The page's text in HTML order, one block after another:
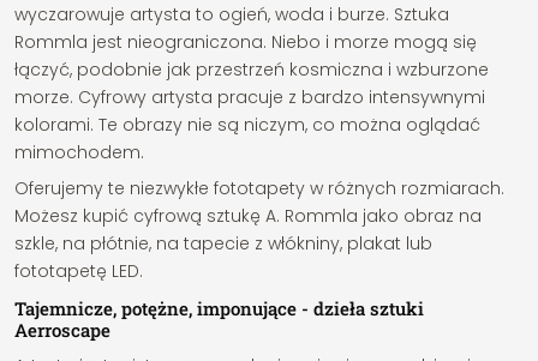
wyczarowuje artysta to ogień, woda i burze. Sztuka
Rommla jest nieograniczona. Niebo i morze mogą się
łączyć, podobnie jak przestrzeń kosmiczna i wzburzone
morze. Cyfrowy artysta pracuje z bardzo intensywnymi
kolorami. Te obrazy nie są niczym, co można oglądać
mimochodem.
Oferujemy te niezwykłe fototapety w różnych rozmiarach.
Możesz kupić cyfrową sztukę A. Rommla jako obraz na
szkle, na płótnie, na tapecie z włókniny, plakat lub
fototapetę LED.
Tajemnicze, potężne, imponujące - dzieła sztuki
Aerroscape